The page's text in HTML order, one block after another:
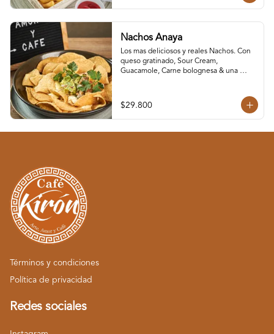
Nachos Anaya
Los mas deliciosos y reales Nachos. Con
queso gratinado, Sour Cream,
Guacamole, Carne bolognesa & una
$29.800
Términos y condiciones
Política de privacidad
Redes sociales